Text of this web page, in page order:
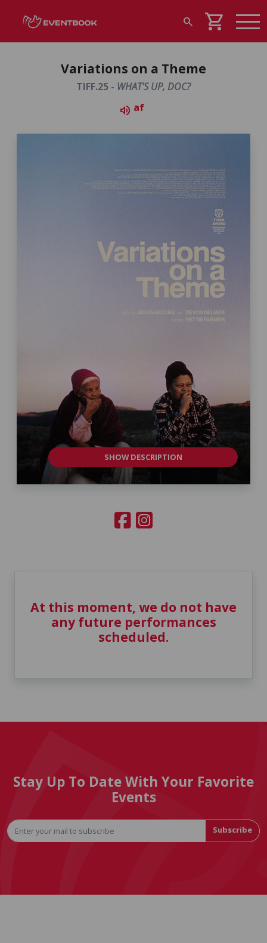
search shopping_cart
Variations on a Theme
TIFF.25 - WHAT'S UP, DOC?
volume_up af
SHOW DESCRIPTION
At this moment, we do not have
any future performances
scheduled.
Stay Up To Date With Your Favorite
Events
Subscribe